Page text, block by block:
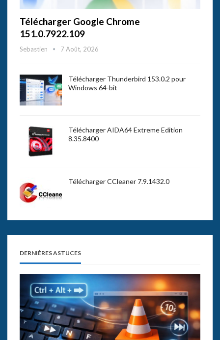
Télécharger Google Chrome
151.0.7922.109
Sebastien 7 Août, 2026
Télécharger Thunderbird 153.0.2 pour
Windows 64-bit
Télécharger AIDA64 Extreme Edition
8.35.8400
Télécharger CCleaner 7.9.1432.0
DERNIÈRES ASTUCES